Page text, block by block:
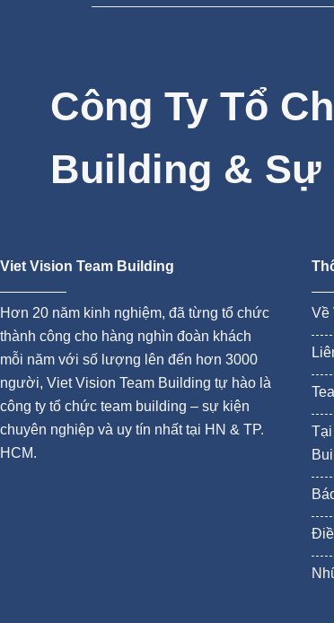
Công Ty Tổ
Building & Sự
Viet Vision Team Building
Hơn 20 năm kinh nghiệm, đã từng tổ chức
thành công cho hàng nghìn đoàn khách
mỗi năm với số lượng lên đến hơn 3000
người, Viet Vision Team Building tự hào là
công ty tổ chức team building – sự kiện
chuyên nghiệp và uy tín nhất tại HN & TP.
HCM.
Về